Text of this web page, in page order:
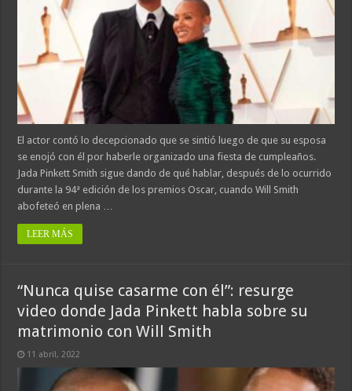
El actor contó lo decepcionado que se sintió luego de que su esposa
se enojó con él por haberle organizado una fiesta de cumpleaños.
Jada Pinkett Smith sigue dando de qué hablar, después de lo ocurrido
durante la 94ª edición de los premios Oscar, cuando Will Smith
abofeteó en plena …
LEER MÁS
“Nunca quise casarme con él”: resurge
video donde Jada Pinkett habla sobre su
matrimonio con Will Smith
11 abril, 2022